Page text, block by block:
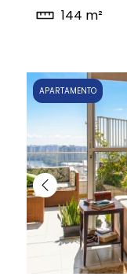
144 m²
APARTAMENTO